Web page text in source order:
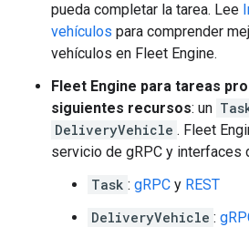
pueda completar la tarea. Lee
vehículos para comprender
vehículos en Fleet Engine.
Fleet Engine para tareas
siguientes recursos: un
DeliveryVehicle . Fleet
servicio de gRPC y interfaces
Task : gRPC y REST
DeliveryVehicle :